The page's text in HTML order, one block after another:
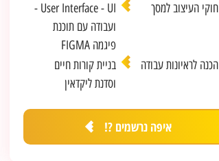
מסלול Ultimate מציע התחייבות
לעבודה!
לחצו פה כדי לעבור למסלול ה Ultimate !
תנו לנו למצוא לכם עבודה
חוקי העיצוב למסך
User Interface - UI -
ועבודה עם תוכנת
פיגמה FIGMA
הכנה לראיונות עבודה
בניית קורות חיים
וסדנת ליקדאין
איפה נרשמים ?!